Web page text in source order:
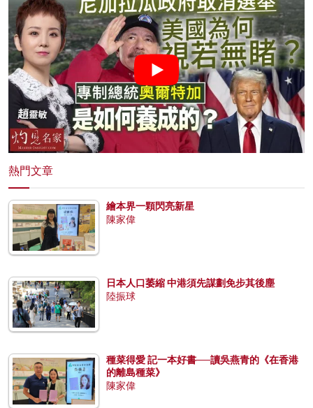
熱門文章
繪本界一顆閃亮新星
陳家偉
日本人口萎縮 中港須先謀劃免步其後塵
陸振球
種菜得愛 記一本好書──讀吳燕青的《在香港
的離島種菜》
陳家偉